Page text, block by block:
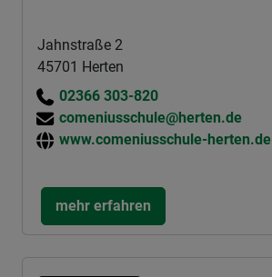
Jahnstraße 2
45701 Herten
02366 303-820
comeniusschule@herten.de
www.comeniusschule-herten.de
mehr erfahren